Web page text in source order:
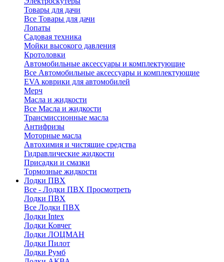
Товары для дачи
Все Товары для дачи
Лопаты
Садовая техника
Мойки высокого давления
Кротоловки
Автомобильные аксессуары и комплектующие
Все Автомобильные аксессуары и комплектующие
EVA коврики для автомобилей
Мерч
Масла и жидкости
Все Масла и жидкости
Трансмиссионные масла
Антифризы
Моторные масла
Автохимия и чистящие средства
Гидравлические жидкости
Присадки и смазки
Тормозные жидкости
Лодки ПВХ
Все - Лодки ПВХ Просмотреть
Лодки ПВХ
Все Лодки ПВХ
Лодки Intex
Лодки Ковчег
Лодки ЛОЦМАН
Лодки Пилот
Лодки Румб